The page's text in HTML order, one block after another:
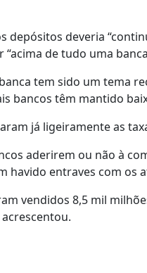
depósitos deveria
de tudo uma
tem sido um tema
bancos têm mantido
já ligeiramente as
aderirem ou não à
havido entraves com os
vendidos 8,5 mil